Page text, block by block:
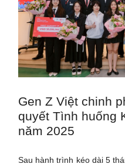
Gen Z Việt chinh
quyết Tình huống
năm 2025
Sau hành trình kéo dài 5